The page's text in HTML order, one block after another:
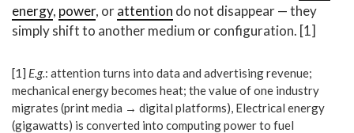
energy, power, orattention do not disappear — they
simply shift to another medium or configuration. [1]
[1] E.g.: attention turns into data and advertising revenue;
mechanical energy becomes heat; the value of one industry
migrates (print media → digital platforms), Electrical energy
(gigawatts) is converted into computing power to fuel